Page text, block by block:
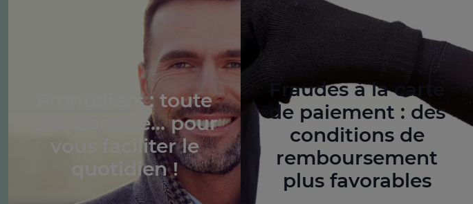
Frontaliers : toute
une banque... pour
vous faciliter le
quotidien !
L'ARTICLE
Fraudes à la carte
de paiement : des
conditions de
remboursement
plus favorables